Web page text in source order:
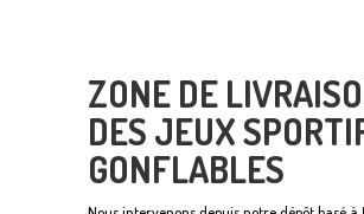
ZONE DE
DES JEUX
GONFLABLES